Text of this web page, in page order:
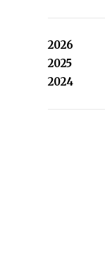
2026
2025
2024